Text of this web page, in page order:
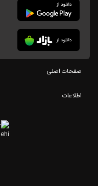
صفحات اصلی
اطلاعات